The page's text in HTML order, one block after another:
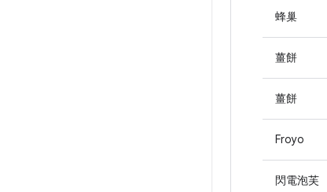
蜂巢
薑餅
薑餅
Froyo
閃電泡芙